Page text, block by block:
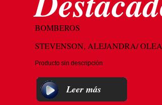
BOMBEROS
STEVENSON, ALEJANDRA/
Producto sin descripción
Leer más